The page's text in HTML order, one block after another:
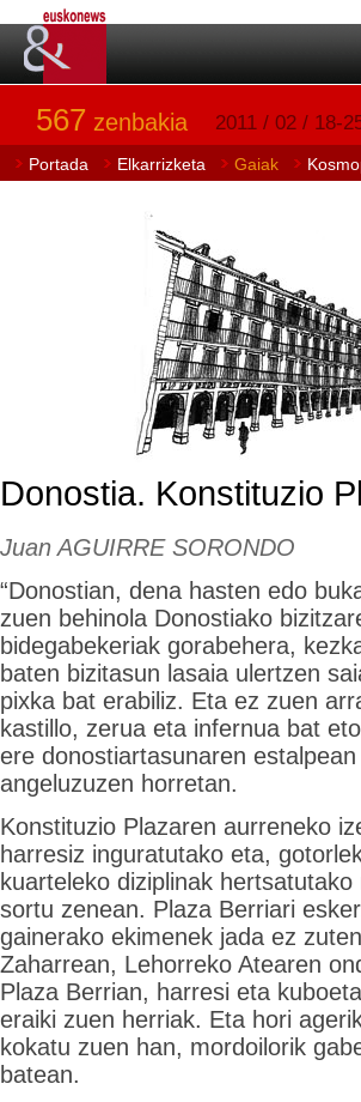
567 zenbakia 2011 / 02 / 18-
Portada Elkarrizketa Gaiak
Donostia. Konstituzio
Juan AGUIRRE SORONDO
“Donostian, dena hasten edo
zuen behinola Donostiako
bidegabekeriak gorabehera,
baten bizitasun lasaia ulertzen
pixka bat erabiliz. Eta ez zuen
kastillo, zerua eta infernua bat
ere donostiartasunaren
angeluzuzen horretan.
Konstituzio Plazaren aurreneko
harresiz inguratutako eta,
kuarteleko diziplinak
sortu zenean. Plaza Berriari
gainerako ekimenek jada ez
Zaharrean, Lehorreko Atearen
Plaza Berrian, harresi eta
eraiki zuen herriak. Eta hori
kokatu zuen han, mordoilorik
batean.